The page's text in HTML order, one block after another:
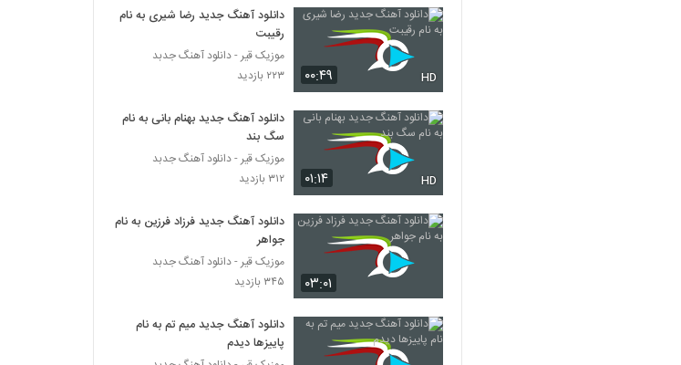
کمیکال بند آهنگ قفلی
دانلود آهنگ جدید و زیبای کاوه ایرانی با نام
لالایی
۳۱۰ بازدید
دانلود آهنگ رضا یزدانی ارث اجدادی (ورژن
جدید) (Reza Yazdani Erse Ajdadi)
۲۶۵ بازدید
وحید حاجی تبار آهنگ تازگیا
۲۴۶ بازدید
دانلود آهنگ نوید فرد شوق
۲۲۸ بازدید
۰۰:۴۹ HD
دانلود آهنگ جدید رضا شیری به نام
رقیبت
موزیک قیر - دانلود آهنگ جدبد
۲۲۳ بازدید
۰۱:۱۴ HD
دانلود آهنگ جدید بهنام بانی به نام
سگ بند
موزیک قیر - دانلود آهنگ جدبد
۳۱۲ بازدید
۰۳:۰۱
دانلود آهنگ جدید فرزاد فرزین به نام
جواهر
موزیک قیر - دانلود آهنگ جدبد
۳۴۵ بازدید
دانلود آهنگ جدید میم تم به نام
پاییزها دیدم